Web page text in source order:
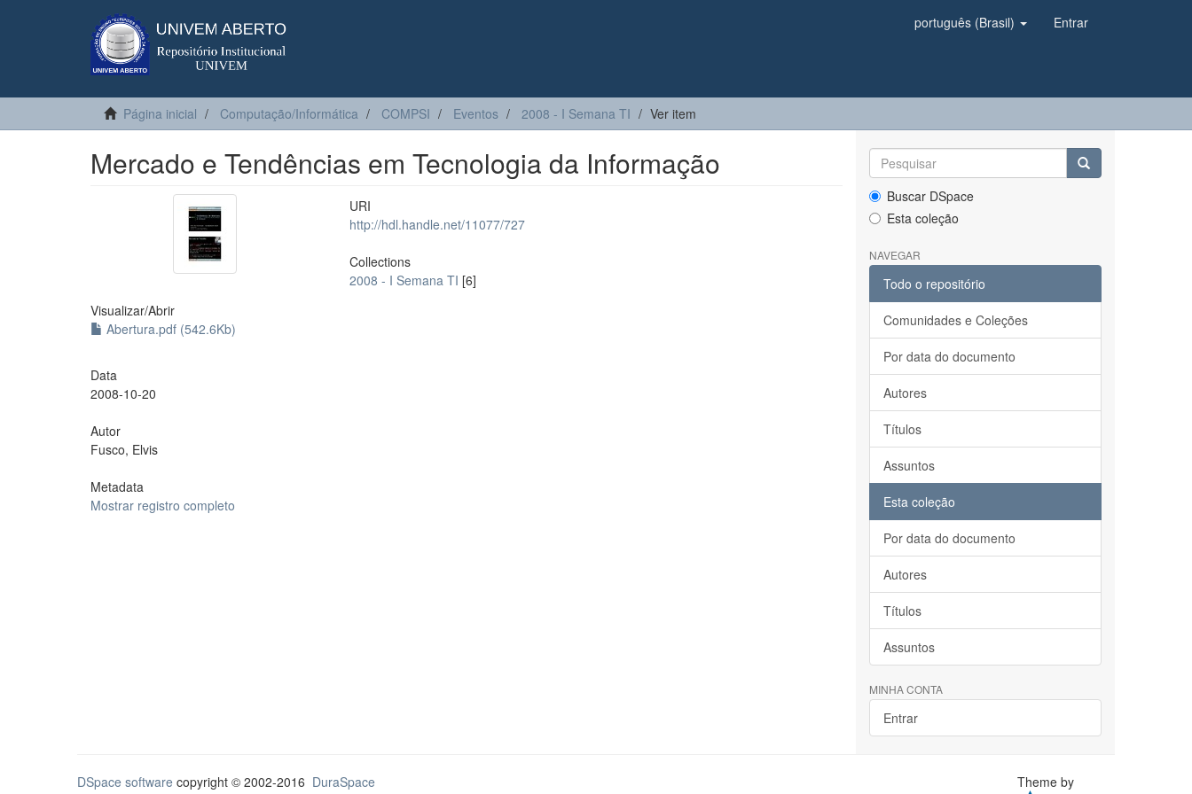
português (Brasil) Entrar
Página inicial Computação/Informática COMPSI Eventos 2008 - I Semana TI Ver item
Mercado e Tendências em Tecnologia da Informação
Visualizar/Abrir
Abertura.pdf (542.6Kb)
Data
2008-10-20
Autor
Fusco, Elvis
Metadata
Mostrar registro completo
URI
http://hdl.handle.net/11077/727
Collections
2008 - I Semana TI [6]
Buscar DSpace
Esta coleção
NAVEGAR
Todo o repositório
Comunidades e Coleções
Por data do documento
Autores
Títulos
Assuntos
Esta coleção
Por data do documento
Autores
Títulos
Assuntos
MINHA CONTA
Entrar
DSpace software copyright © 2002-2016 DuraSpace
Theme by